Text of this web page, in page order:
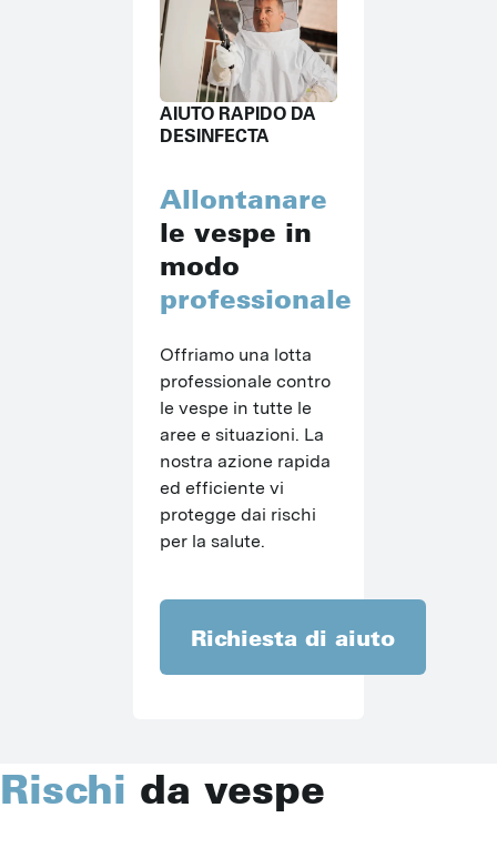
AIUTO RAPIDO DA
DESINFECTA
Allontanare
le vespe in
modo
professionale
Offriamo una lotta
professionale contro
le vespe in tutte le
aree e situazioni. La
nostra azione rapida
ed efficiente vi
protegge dai rischi
per la salute.
Richiesta di aiuto
Rischi da vespe